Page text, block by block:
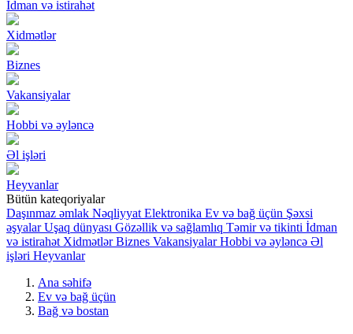
İdman və istirahət
Xidmətlər
Biznes
Vakansiyalar
Hobbi və əyləncə
Əl işləri
Heyvanlar
Bütün kateqoriyalar
Daşınmaz əmlak Nəqliyyat Elektronika Ev və bağ üçün Şəxsi
əşyalar Uşaq dünyası Gözəllik və sağlamlıq Təmir və tikinti İdman
və istirahət Xidmətlər Biznes Vakansiyalar Hobbi və əyləncə Əl
işləri Heyvanlar
Ana səhifə
Ev və bağ üçün
Bağ və bostan